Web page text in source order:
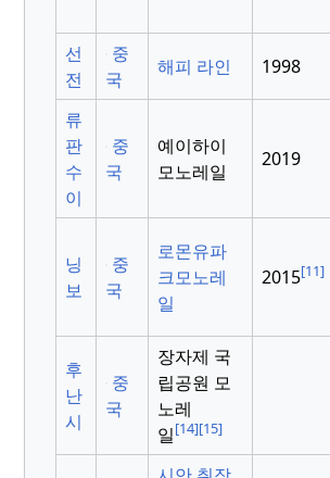
선
전
중
국
해피 라인 1998
류
판
수
이
중
국
예이하이
모노레일
2019
닝
보
중
국
로몬유파
크모노레
일
2015[11]
후
난
시
중
국
장자제 국
립공원 모
노레
일[14][15]